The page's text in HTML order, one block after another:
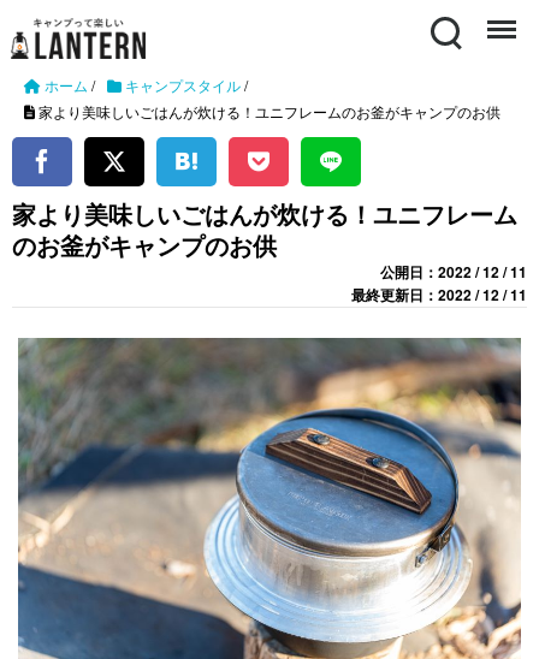
Search Menu
ホーム / キャンプスタイル/
家より美味しいごはんが炊ける！ユニフレームのお釜がキャンプのお供
家より美味しいごはんが炊ける！ユニフレーム
のお釜がキャンプのお供
公開日：2022 / 12 / 11
最終更新日：2022 / 12 / 11